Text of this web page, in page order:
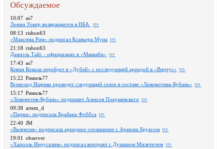
Обсуждаемое
10:07 as7
Лонни Уокер возвращается в НБА
08:13 rishon63
«Максима Рим» подписал Ксавьера Муна
21:18 rishon63
Даниэль Тайс - официально в «Маккаби»
17:43 as7
Кевин Кокила перейдет в «Дубай» с последующей арендой в «Виртус»
15:22 Рамиль77
Всеволод Ищенко проведет следующий сезон в составе «Локомотива-Кубань»
15:17 Рамиль77
«Локомотив-Кубань» подпишет Алексея Покушевского
09:38 artem_d
«Парма» подписала Брайана Фоббса
22:40 JM
«Валенсия» подписала арендное соглашение с Армони Бруксом
19:01 observer
«Хапоэль Иерусалим» подписал контракт с Душаном Милетичем